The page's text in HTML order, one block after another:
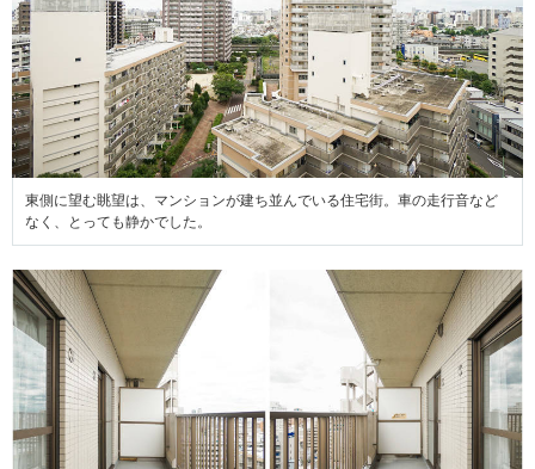
東側に望む眺望は、マンションが建ち並んでいる住宅街。車の走行音など
なく、とっても静かでした。